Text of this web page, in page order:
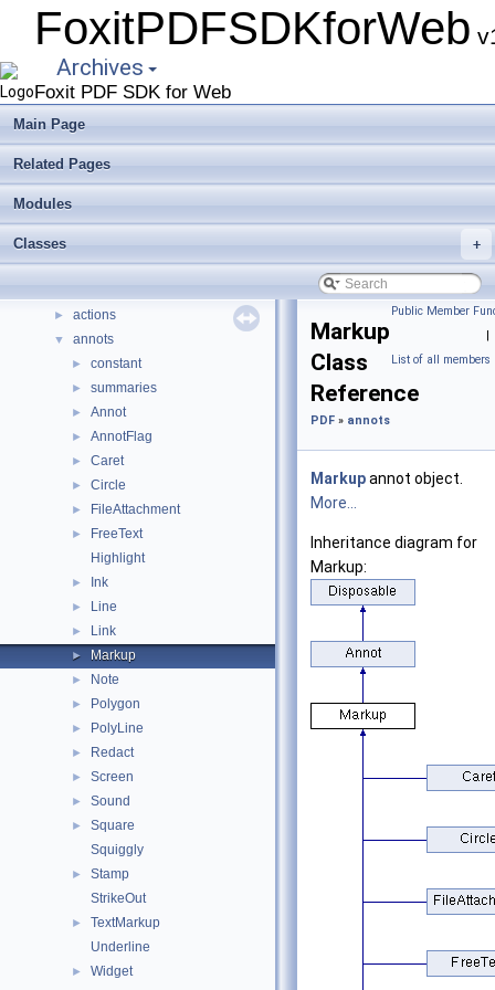
FoxitPDFSDKforWeb
Archives
Foxit PDF SDK for Web
Main Page
Related Pages
Modules
+
Classes
FoxitPDFSDKforWeb
Overview
COPYRIGHT
REDISTRIBUTION
Deprecated List
▼ Modules
▼ PDF
► coordinates
► actions
▼ annots
► constant
► summaries
► Annot
► AnnotFlag
► Caret
► Circle
► FileAttachment
►
FreeText
Highlight
► Ink
► Line
► Link
► Markup
► Note
► Polygon
► PolyLine
► Redact
► Screen
► Sound
►
Square
Squiggly
►
Stamp
StrikeOut
►
TextMarkup
Underline
► Widget
Public Member
|
List of all members
Markup
Class
Reference
PDF » annots
Markupannot object.
More...
Inheritance diagram for
Markup: